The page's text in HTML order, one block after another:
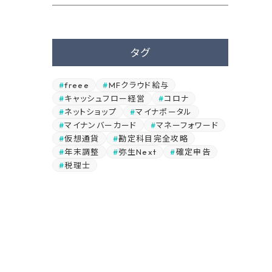
タグ
freee
MFクラウド給与
キャッシュフロー経営
コロナ
ネットショップ
マイナポータル
マイナンバーカード
マネーフォワード
仮想通貨
勘定科目完全攻略
年末調整
弥生Next
確定申告
税理士